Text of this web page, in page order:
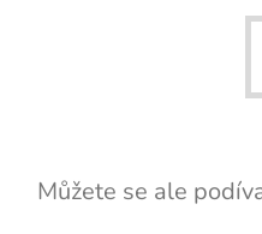
Můžete se ale